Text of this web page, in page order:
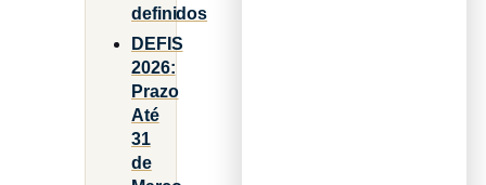
definidos
DEFIS
2026:
Prazo
Até
31
de